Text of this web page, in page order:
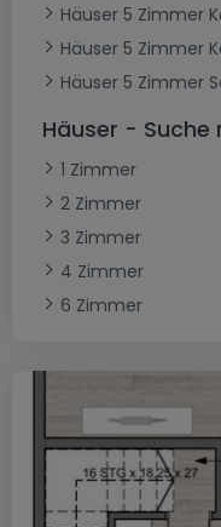
Häuser 5 Zimmer
Häuser 5 Zimmer
Häuser 5 Zimmer
Häuser -
1 Zimmer
2 Zimmer
3 Zimmer
4 Zimmer
6 Zimmer